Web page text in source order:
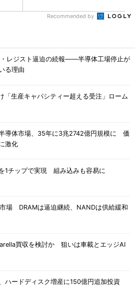
Recommended by
レジスト逼迫の続報――半導体工場停止が
る理由
「生産キャパシティー超える受注」ローム
導体市場、35年に3兆2742億円規模に 価
激化
1チップで実現 組み込みも容易に
場 DRAMは逼迫継続、NANDは供給緩和
買収を検討か 狙いは車載とエッジAI
ハードディスク増産に150億円追加投資